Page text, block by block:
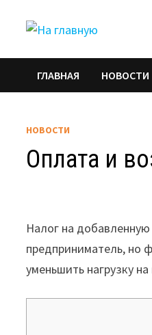
ГЛАВНАЯ НОВОСТИ
НОВОСТИ
Оплата и
Налог на
предприниматель, но
уменьшить нагрузку